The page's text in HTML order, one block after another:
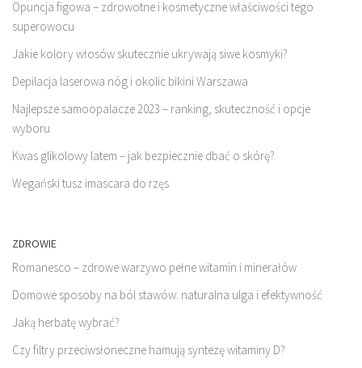
Opuncja figowa – zdrowotne i kosmetyczne właściwości tego
superowocu
Jakie kolory włosów skutecznie ukrywają siwe kosmyki?
Depilacja laserowa nóg i okolic bikini Warszawa
Najlepsze samoopalacze 2023 – ranking, skuteczność i opcje
wyboru
Kwas glikolowy latem – jak bezpiecznie dbać o skórę?
Wegański tusz imascara do rzęs
ZDROWIE
Romanesco – zdrowe warzywo pełne witamin i minerałów
Domowe sposoby na ból stawów: naturalna ulga i efektywność
Jaką herbatę wybrać?
Czy filtry przeciwsłoneczne hamują syntezę witaminy D?